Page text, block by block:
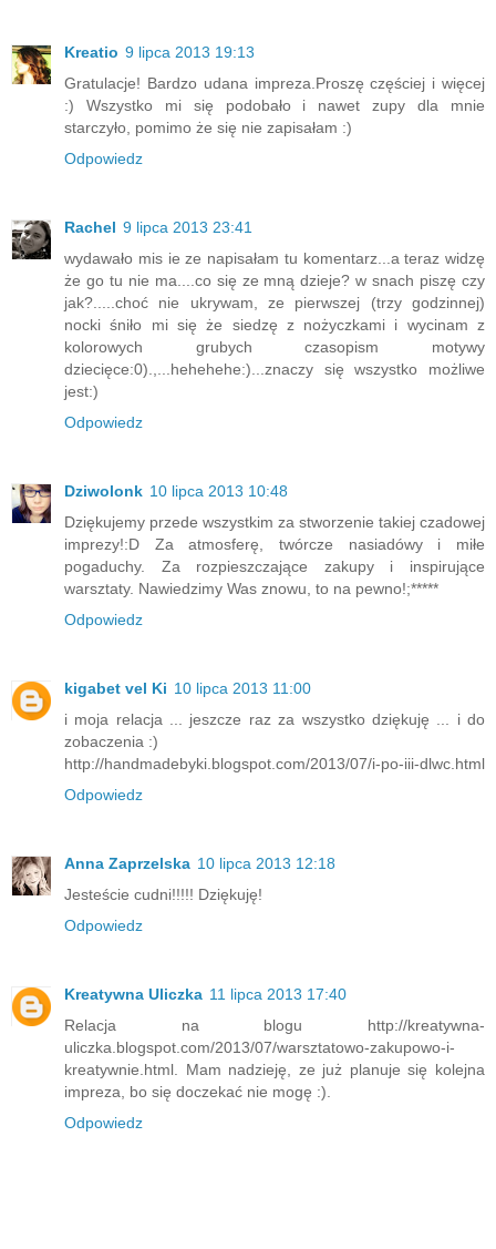
Kreatio 9 lipca 2013 19:13
Gratulacje! Bardzo udana impreza.Proszę częściej i więcej
:) Wszystko mi się podobało i nawet zupy dla mnie
starczyło, pomimo że się nie zapisałam :)
Odpowiedz
Rachel 9 lipca 2013 23:41
wydawało mis ie ze napisałam tu komentarz...a teraz widzę
że go tu nie ma....co się ze mną dzieje? w snach piszę czy
jak?.....choć nie ukrywam, ze pierwszej (trzy godzinnej)
nocki śniło mi się że siedzę z nożyczkami i wycinam z
kolorowych grubych czasopism motywy
dziecięce:0).,...hehehehe:)...znaczy się wszystko możliwe
jest:)
Odpowiedz
Dziwolonk 10 lipca 2013 10:48
Dziękujemy przede wszystkim za stworzenie takiej czadowej
imprezy!:D Za atmosferę, twórcze nasiadówy i miłe
pogaduchy. Za rozpieszczające zakupy i inspirujące
warsztaty. Nawiedzimy Was znowu, to na pewno!;*****
Odpowiedz
kigabet vel Ki 10 lipca 2013 11:00
i moja relacja ... jeszcze raz za wszystko dziękuję ... i do
zobaczenia :)
http://handmadebyki.blogspot.com/2013/07/i-po-iii-dlwc.html
Odpowiedz
Anna Zaprzelska 10 lipca 2013 12:18
Jesteście cudni!!!!! Dziękuję!
Odpowiedz
Kreatywna Uliczka 11 lipca 2013 17:40
Relacja na blogu http://kreatywna-
uliczka.blogspot.com/2013/07/warsztatowo-zakupowo-i-
kreatywnie.html. Mam nadzieję, ze już planuje się kolejna
impreza, bo się doczekać nie mogę :).
Odpowiedz